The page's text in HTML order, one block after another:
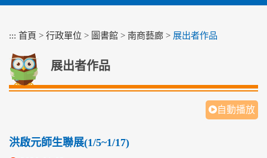
塊
::: 首頁 > 行政單位 > 圖書館 > 南商藝廊 > 展出者作品
展出者作品
自動播放
洪啟元師生聯展(1/5~1/17)